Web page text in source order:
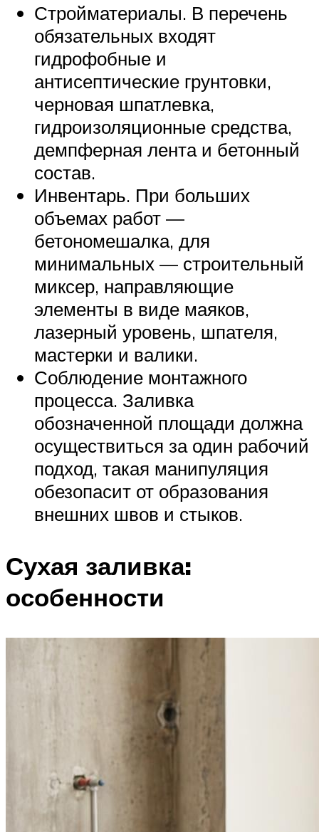
Стройматериалы. В перечень
обязательных входят
гидрофобные и
антисептические грунтовки,
черновая шпатлевка,
гидроизоляционные средства,
демпферная лента и бетонный
состав.
Инвентарь. При больших
объемах работ —
бетономешалка, для
минимальных — строительный
миксер, направляющие
элементы в виде маяков,
лазерный уровень, шпателя,
мастерки и валики.
Соблюдение монтажного
процесса. Заливка
обозначенной площади должна
осуществиться за один рабочий
подход, такая манипуляция
обезопасит от образования
внешних швов и стыков.
Сухая заливка:
особенности